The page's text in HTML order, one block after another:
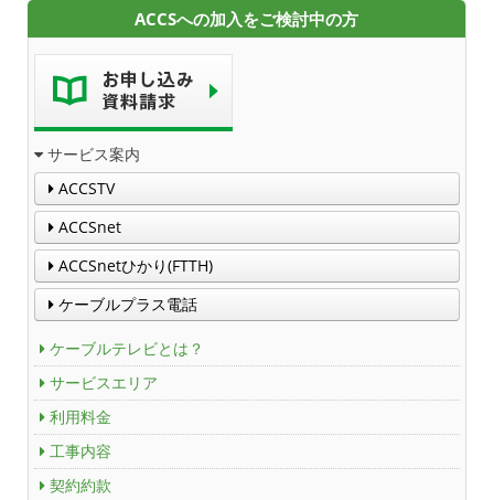
ACCSへの加入をご検討中の方
サービス案内
ACCSTV
ACCSnet
ACCSnetひかり(FTTH)
ケーブルプラス電話
ケーブルテレビとは？
サービスエリア
利用料金
工事内容
契約約款